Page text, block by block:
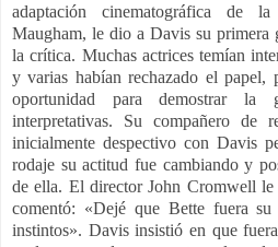
adaptación cinematográfica de
Maugham, le dio a Davis su primera
la crítica. Muchas actrices temían
y varias habían rechazado el
oportunidad para demostrar la
interpretativas. Su compañero de
inicialmente despectivo con Davis
rodaje su actitud fue cambiando y
de ella.​ El director John Cromwell
comentó: «Dejé que Bette fuera
instintos». Davis insistió en que